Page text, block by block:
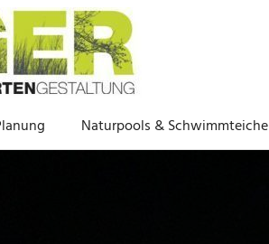
Naturpools & Schwimmteiche